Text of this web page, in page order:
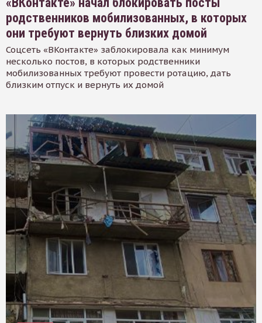
родственников мобилизованных, в которых
они требуют вернуть близких домой
Соцсеть «ВКонтакте» заблокировала как минимум
несколько постов, в которых родственники
мобилизованных требуют провести ротацию, дать
близким отпуск и вернуть их домой